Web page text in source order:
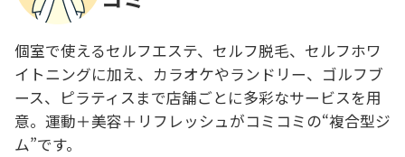
個室で使えるセルフエステ、セルフ脱毛、セルフホワ
イトニングに加え、カラオケやランドリー、ゴルフブ
ース、ピラティスまで店舗ごとに多彩なサービスを用
意。運動＋美容＋リフレッシュがコミコミの“複合型ジ
ム”です。